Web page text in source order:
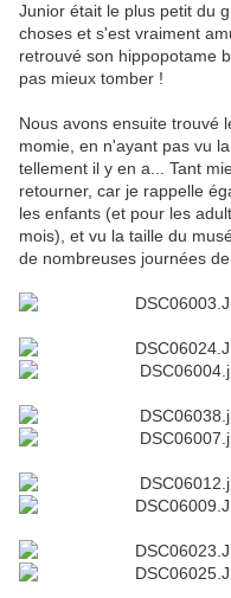
Junior était le plus petit du
choses et s'est vraiment
retrouvé son hippopotame
pas mieux tomber !
Nous avons ensuite trouvé
momie, en n'ayant pas vu
tellement il y en a... Tant
retourner, car je rappelle
les enfants (et pour les
mois), et vu la taille du
de nombreuses journées